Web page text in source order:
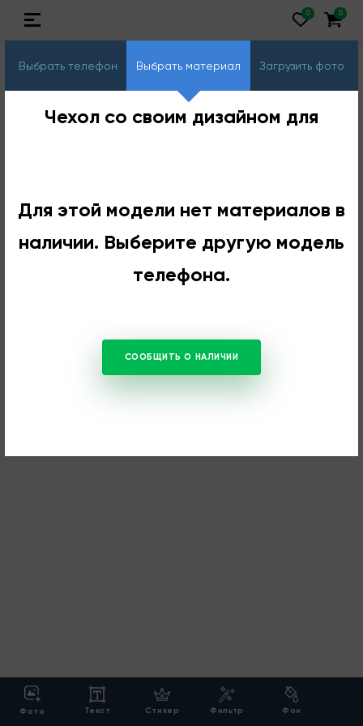
Выбрать телефон Выбрать материал Загрузить фото
Чехол со своим дизайном для
Для этой модели нет материалов в
наличии. Выберите другую модель
телефона.
СООБЩИТЬ О НАЛИЧИИ
Фото Текст Стикер Фильтр Фон